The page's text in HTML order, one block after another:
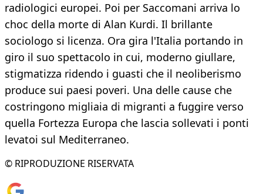
radiologici europei. Poi per Saccomani arriva lo
choc della morte di Alan Kurdi. Il brillante
sociologo si licenza. Ora gira l'Italia portando in
giro il suo spettacolo in cui, moderno giullare,
stigmatizza ridendo i guasti che il neoliberismo
produce sui paesi poveri. Una delle cause che
costringono migliaia di migranti a fuggire verso
quella Fortezza Europa che lascia sollevati i ponti
levatoi sul Mediterraneo.
© RIPRODUZIONE RISERVATA